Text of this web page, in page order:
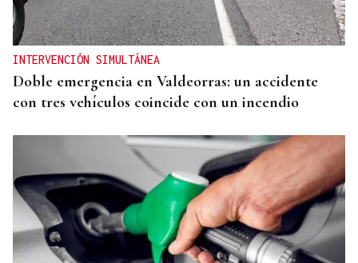
memorias
INTERVENCIÓN SIMULTÁNEA
Doble emergencia en Valdeorras: un accidente
con tres vehículos coincide con un incendio